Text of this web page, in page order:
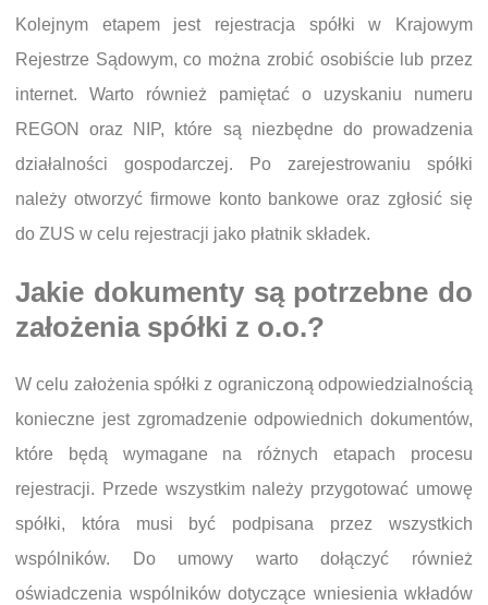
Kolejnym etapem jest rejestracja spółki w Krajowym
Rejestrze Sądowym, co można zrobić osobiście lub przez
internet. Warto również pamiętać o uzyskaniu numeru
REGON oraz NIP, które są niezbędne do prowadzenia
działalności gospodarczej. Po zarejestrowaniu spółki
należy otworzyć firmowe konto bankowe oraz zgłosić się
do ZUS w celu rejestracji jako płatnik składek.
Jakie dokumenty są potrzebne do
założenia spółki z o.o.?
W celu założenia spółki z ograniczoną odpowiedzialnością
konieczne jest zgromadzenie odpowiednich dokumentów,
które będą wymagane na różnych etapach procesu
rejestracji. Przede wszystkim należy przygotować umowę
spółki, która musi być podpisana przez wszystkich
wspólników. Do umowy warto dołączyć również
oświadczenia wspólników dotyczące wniesienia wkładów